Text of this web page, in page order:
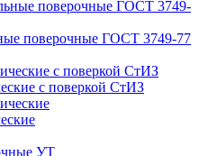
поверочные ГОСТ 3749-77
с поверкой СтИЗ